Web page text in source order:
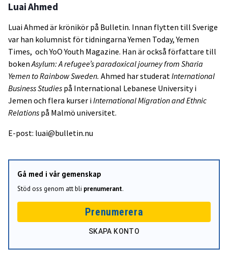
Luai Ahmed
Luai Ahmed är krönikör på Bulletin. Innan flytten till Sverige
var han kolumnist för tidningarna Yemen Today, Yemen
Times, och YoO Youth Magazine. Han är också författare till
bokenAsylum: A refugee’s paradoxical journey from Sharia
Yemen to Rainbow Sweden. Ahmed har studeratInternational
Business Studies på International Lebanese University i
Jemen och flera kurser iInternational Migration and Ethnic
Relations på Malmö universitet.
E-post: luai@bulletin.nu
Gå med i vår gemenskap
Stöd oss genom att bli prenumerant.
Prenumerera
SKAPA KONTO